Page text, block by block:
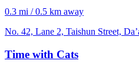
0.3 mi / 0.5 km away
No. 42, Lane 2, Taishun Street,
Time with Cats